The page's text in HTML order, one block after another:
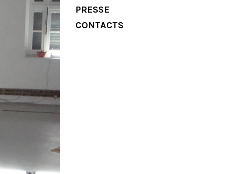
PRESSE
CONTACTS